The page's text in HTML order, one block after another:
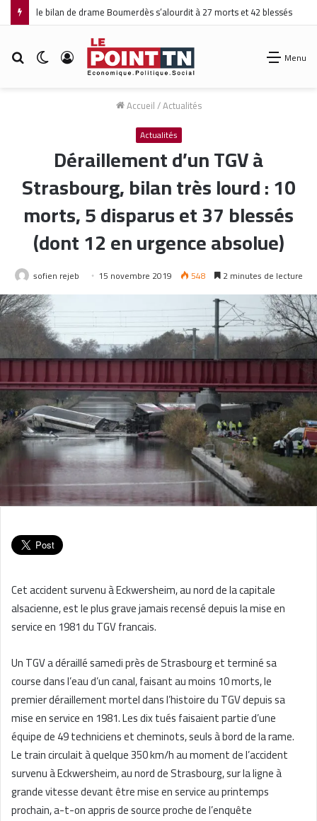
le bilan de drame Boumerdès s’alourdit à 27 morts et 42 blessés
Rechercher
Switch Connexion Menu
Accueil/Actualités
Actualités
Déraillement d’un TGV à
Strasbourg, bilan très lourd : 10
morts, 5 disparus et 37 blessés
(dont 12 en urgence absolue)
sofien rejeb 15 novembre 2019 548 2 minutes de lecture
Cet accident survenu à Eckwersheim, au nord de la capitale
alsacienne, est le plus grave jamais recensé depuis la mise en
service en 1981 du TGV francais.
Un TGV a déraillé samedi près de Strasbourg et terminé sa
course dans l’eau d’un canal, faisant au moins 10 morts, le
premier déraillement mortel dans l’histoire du TGV depuis sa
mise en service en 1981. Les dix tués faisaient partie d’une
équipe de 49 techniciens et cheminots, seuls à bord de la rame.
Le train circulait à quelque 350 km/h au moment de l’accident
survenu à Eckwersheim, au nord de Strasbourg, sur la ligne à
grande vitesse devant être mise en service au printemps
prochain, a-t-on appris de source proche de l’enquête